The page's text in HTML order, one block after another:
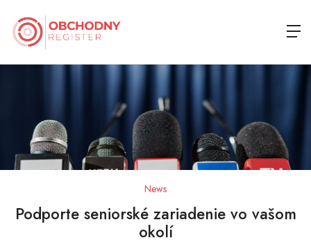
News
Podporte seniorské zariadenie vo vašom
okolí